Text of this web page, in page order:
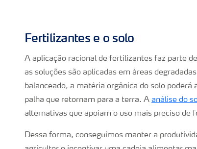
Fertilizantes e o solo
A aplicação racional de fertilizantes faz parte
as soluções são aplicadas em áreas
balanceado, a matéria orgânica do solo
palha que retornam para a terra. A análise do
alternativas que apoiam o uso mais preciso de
Dessa forma, conseguimos manter a